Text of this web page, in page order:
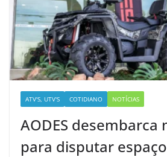
ATV'S, UTV'S COTIDIANO NOTÍCIAS
AODES desembarca
para disputar